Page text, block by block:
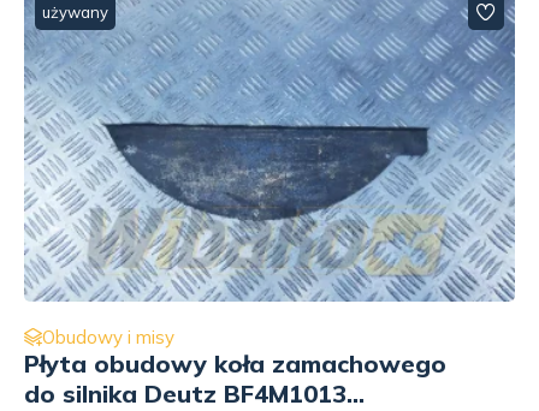
używany
Obudowy i misy
Przewód bagnetu oleju do silnika
Deutz BF6M1015C